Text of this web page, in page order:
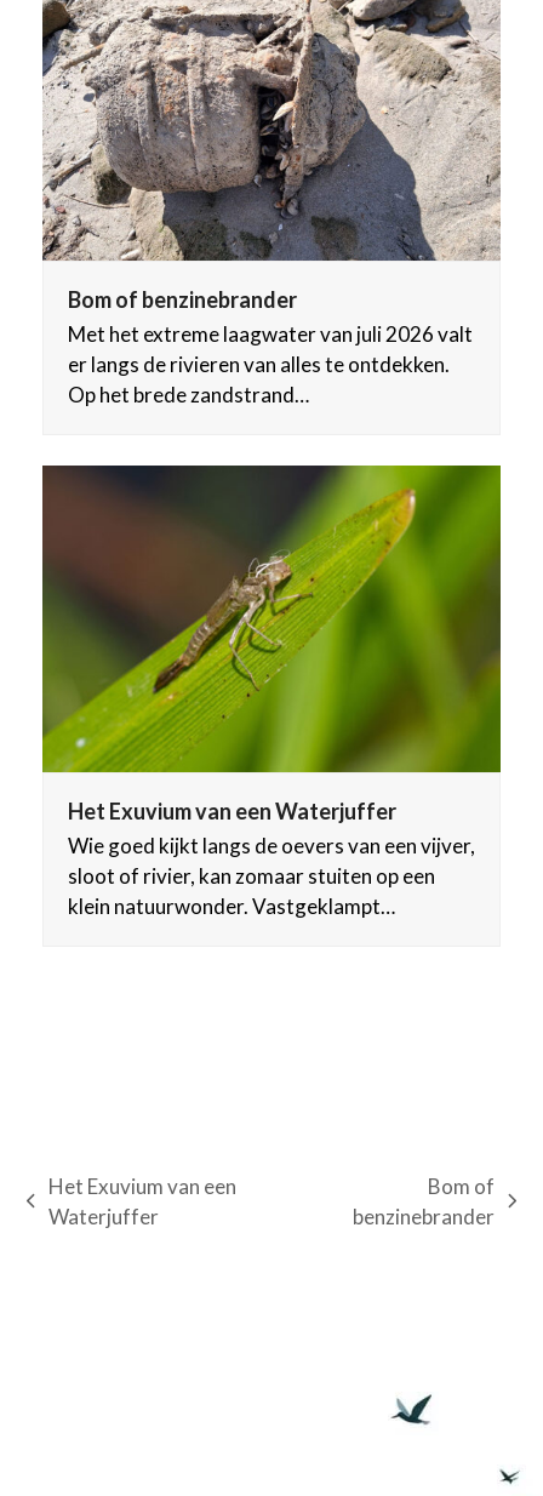
Bom of benzinebrander
Met het extreme laagwater van juli 2026 valt
er langs de rivieren van alles te ontdekken.
Op het brede zandstrand…
Het Exuvium van een Waterjuffer
Wie goed kijkt langs de oevers van een vijver,
sloot of rivier, kan zomaar stuiten op een
klein natuurwonder. Vastgeklampt…
previous
Het Exuvium van een
Waterjuffer
next
Bom of
benzinebrander